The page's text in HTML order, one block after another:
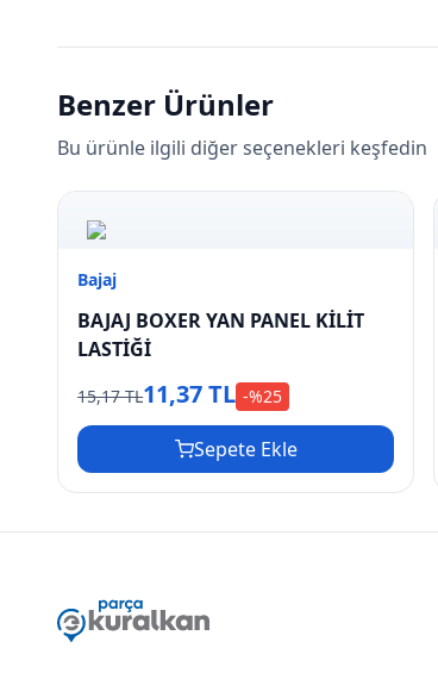
Benzer Ürünler
Bu ürünle ilgili diğer seçenekleri keşfedin
Bajaj
BAJAJ BOXER YAN PANEL KİLİT
LASTİĞİ
15,17 TL11,37 TL -%25
Sepete Ekle